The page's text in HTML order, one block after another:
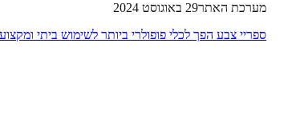
מערכת האתר29 באוגוסט 2024
ספריי צבע הפך לכלי פופולרי ביותר לשימוש ביתי